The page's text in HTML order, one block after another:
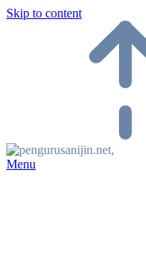
Skip to content
Menu